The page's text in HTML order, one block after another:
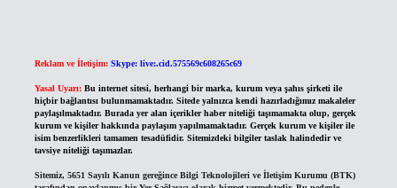
Reklam ve İletişim: Skype: live:.cid.575569c608265c69
Yasal Uyarı: Bu internet sitesi, herhangi bir marka, kurum veya şahıs şirketi ile
hiçbir bağlantısı bulunmamaktadır. Sitede yalnızca kendi hazırladığımız makaleler
paylaşılmaktadır. Burada yer alan içerikler haber niteliği taşımamakta olup, gerçek
kurum ve kişiler hakkında paylaşım yapılmamaktadır. Gerçek kurum ve kişiler ile
isim benzerlikleri tamamen tesadüfidir. Sitemizdeki bilgiler taslak halindedir ve
tavsiye niteliği taşımazlar.
Sitemiz, 5651 Sayılı Kanun gereğince Bilgi Teknolojileri ve İletişim Kurumu (BTK)